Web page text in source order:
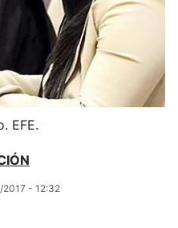
EFE.
- 12:32